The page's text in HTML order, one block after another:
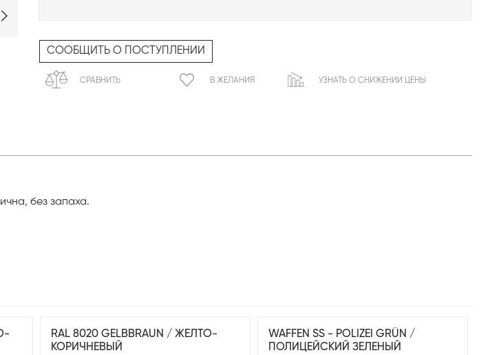
СООБЩИТЬ О ПОСТУПЛЕНИИ
СРАВНИТЬ В ЖЕЛАНИЯ УЗНАТЬ О СНИЖЕНИИ ЦЕНЫ
без запаха.
RAL 8020 GELBBRAUN / ЖЕЛТО-
КОРИЧНЕВЫЙ
WAFFEN SS - POLIZEI GRÜN /
ПОЛИЦЕЙСКИЙ ЗЕЛЕНЫЙ